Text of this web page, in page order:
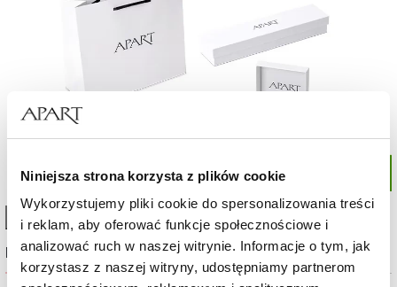
Niniejsza strona korzysta z plików cookie
Wykorzystujemy pliki cookie do spersonalizowania treści
i reklam, aby oferować funkcje społecznościowe i
analizować ruch w naszej witrynie. Informacje o tym, jak
korzystasz z naszej witryny, udostępniamy partnerom
High-contrast mode
Najczęściej wybierane